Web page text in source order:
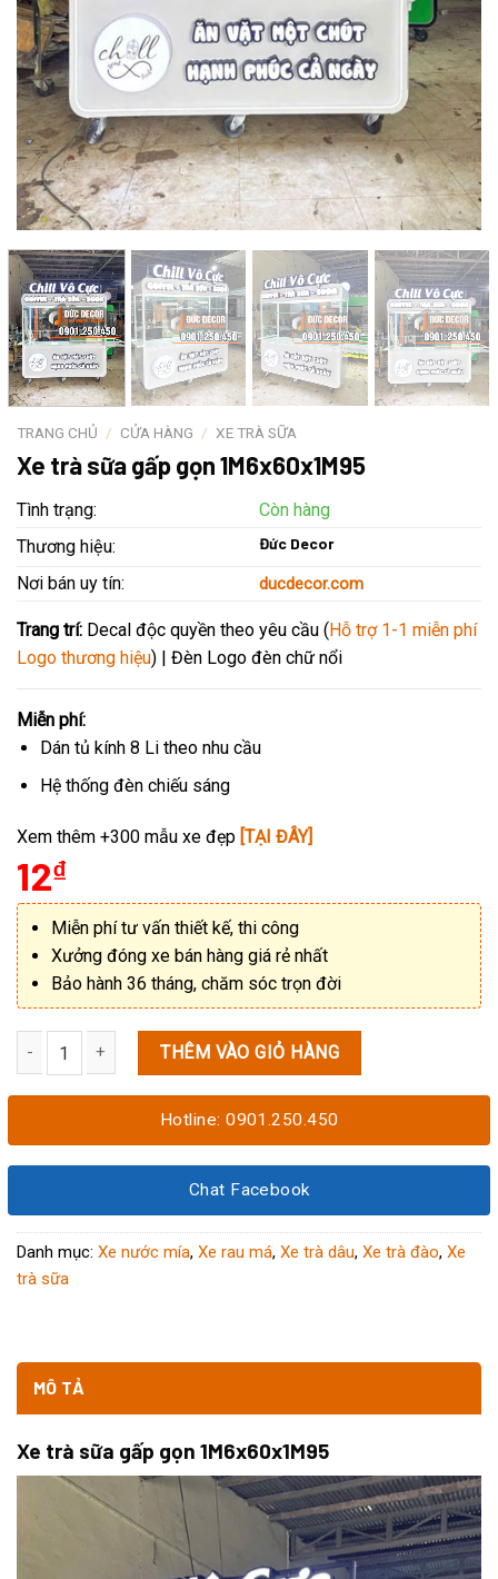
TRANG CHỦ / CỬA HÀNG / XE TRÀ SỮA
Xe trà sữa gấp gọn 1M6x60x1M95
Tình trạng:
Còn hàng
Thương hiệu:
Đức Decor
Nơi bán uy tín: ducdecor.com
Trang trí: Decal độc quyền theo yêu cầu (Hỗ trợ 1-1 miễn phí
Logo thương hiệu) | Đèn Logo đèn chữ nổi
Miễn phí:
Dán tủ kính 8 Li theo nhu cầu
Hệ thống đèn chiếu sáng
Xem thêm +300 mẫu xe đẹp [TẠI ĐÂY]
12₫
Miễn phí tư vấn thiết kế, thi công
Xưởng đóng xe bán hàng giá rẻ nhất
Bảo hành 36 tháng, chăm sóc trọn đời
THÊM VÀO GIỎ HÀNG
Hotline: 0901.250.450
Chat Facebook
Danh mục: Xe nước mía, Xe rau má, Xe trà dâu, Xe trà đào, Xe
trà sữa
MÔ TẢ
Xe trà sữa gấp gọn 1M6x60x1M95